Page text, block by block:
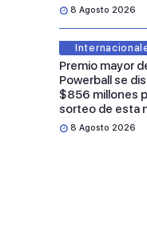
8 Agosto 2026
Premio mayor
Powerball se
$856 millones
sorteo de esta
8 Agosto 2026